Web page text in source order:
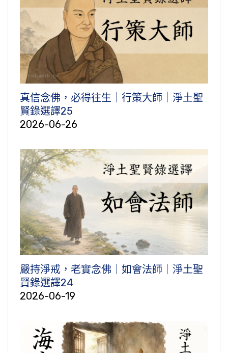
真信念佛，必得往生｜行策大師｜淨土聖
賢錄選譯25
2026-06-26
嚴持淨戒，老實念佛｜如會法師｜淨土聖
賢錄選譯24
2026-06-19